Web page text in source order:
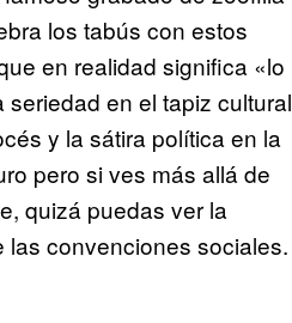
los tabús con estos
en realidad significa «lo
en el tapiz cultural
y la sátira política en la
pero si ves más allá de
quizá puedas ver la
convenciones sociales.